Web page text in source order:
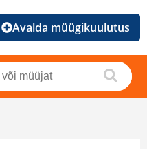
Avalda müügikuulutus